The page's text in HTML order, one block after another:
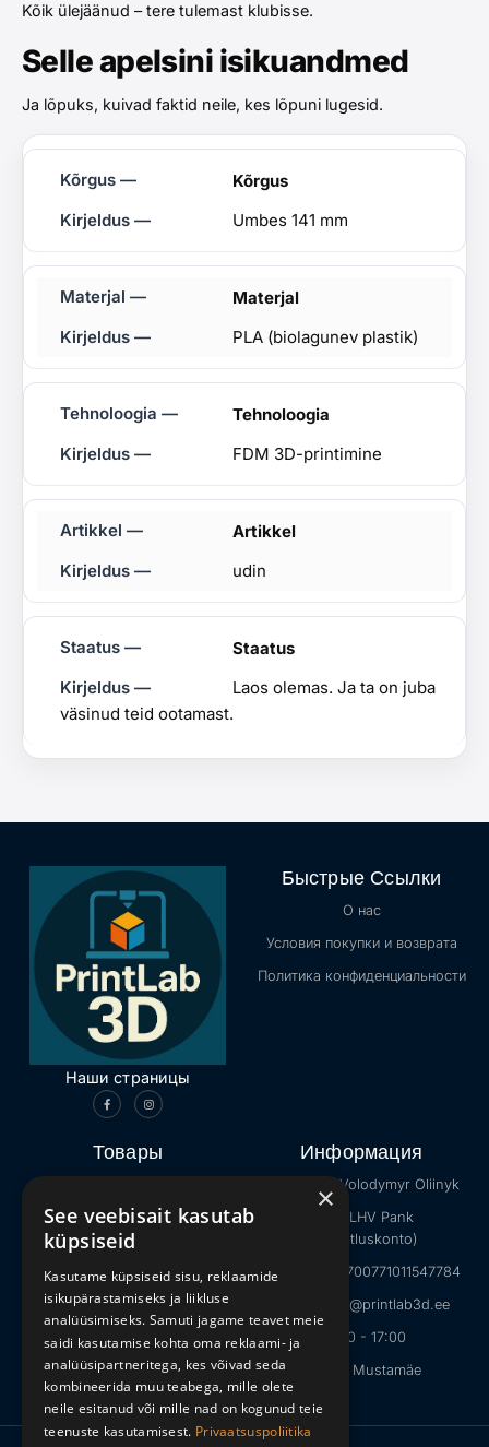
Kõik ülejäänud – tere tulemast klubisse.
Selle apelsini isikuandmed
Ja lõpuks, kuivad faktid neile, kes lõpuni lugesid.
Kõrgus
Umbes 141 mm
Materjal
PLA (biolagunev plastik)
Tehnoloogia
FDM 3D-printimine
Artikkel
udin
Staatus
Laos olemas. Ja ta on juba
väsinud teid ootamast.
Наши страницы
Быстрые Ссылки
О нас
Условия покупки и возврата
Политика конфиденциальности
Товары
Интернет-мемы
Животные
Minecraft
Игрушки на Хэллоуин
Информация
Продавец: Volodymyr Oliinyk
Банк: LHV Pank
(ettevõtluskonto)
IBAN: EE027700771011547784
E-mail: info@printlab3d.ee
09:00 - 17:00
Tallinn, Mustamäe
×
See veebisait kasutab
küpsiseid
Kasutame küpsiseid sisu, reklaamide
isikupärastamiseks ja liikluse
analüüsimiseks. Samuti jagame teavet meie
saidi kasutamise kohta oma reklaami- ja
analüüsipartneritega, kes võivad seda
kombineerida muu teabega, mille olete
neile esitanud või mille nad on kogunud teie
teenuste kasutamisest. Privaatsuspoliitika